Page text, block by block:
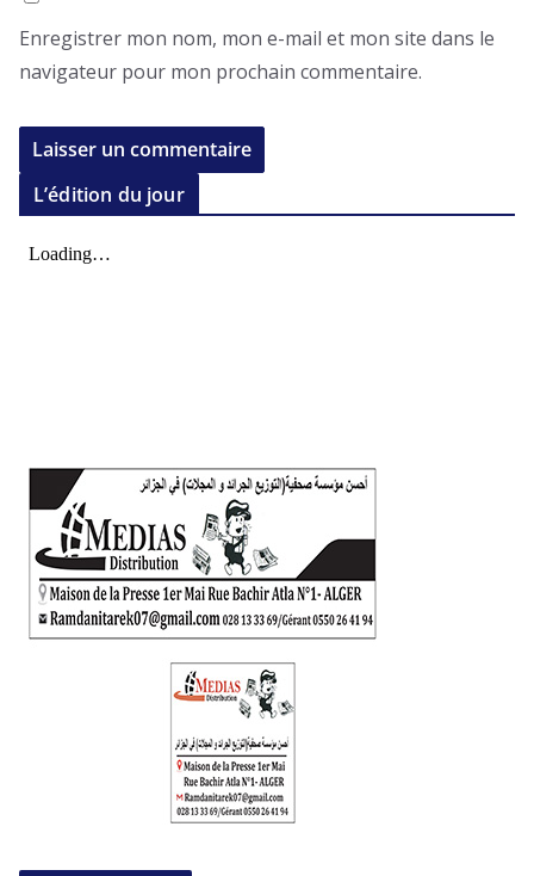
Enregistrer mon nom, mon e-mail et mon site dans le
navigateur pour mon prochain commentaire.
L’édition du jour